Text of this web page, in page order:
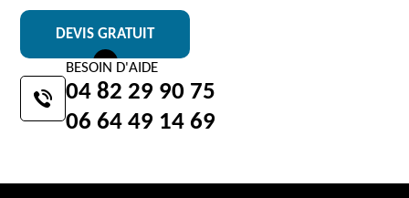
DEVIS GRATUIT
BESOIN D'AIDE
04 82 29 90 75
06 64 49 14 69